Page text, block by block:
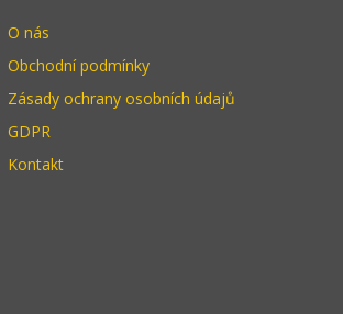
O nás
Obchodní podmínky
Zásady ochrany osobních údajů
GDPR
Kontakt